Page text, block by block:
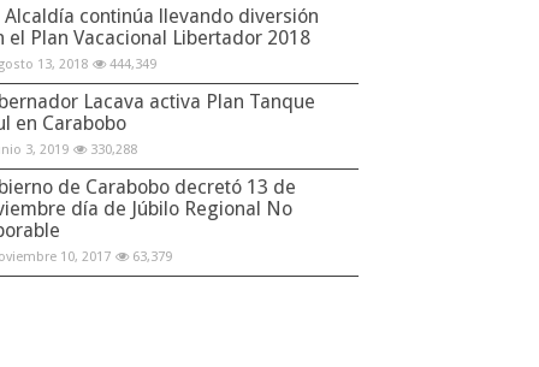
Alcaldía continúa llevando diversión
el Plan Vacacional Libertador 2018
13, 2018 444,349
Lacava activa Plan Tanque
en Carabobo
3, 2019 330,288
de Carabobo decretó 13 de
día de Júbilo Regional No
10, 2017 63,379